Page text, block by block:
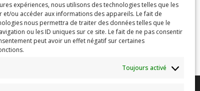
expériences, nous utilisons des technologies telles que les
et/ou accéder aux informations des appareils. Le fait de
nous permettra de traiter des données telles que le
ou les ID uniques sur ce site. Le fait de ne pas consentir
peut avoir un effet négatif sur certaines
Toujours activé